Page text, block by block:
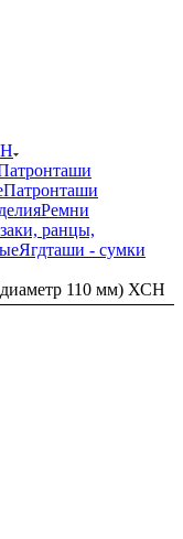
Патронташи
Ремни
ранцы,
Ягдташи - сумки
110 мм) ХСН